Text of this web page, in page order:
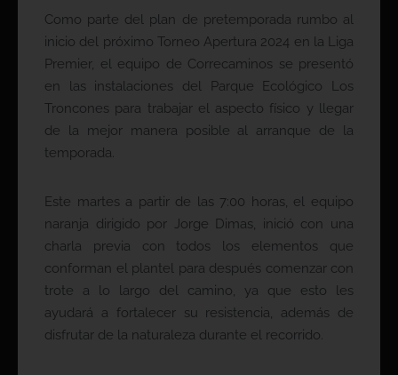
Como parte del plan de pretemporada rumbo al
inicio del próximo Torneo Apertura 2024 en la Liga
Premier, el equipo de Correcaminos se presentó
en las instalaciones del Parque Ecológico Los
Troncones para trabajar el aspecto físico y llegar
de la mejor manera posible al arranque de la
temporada.
Este martes a partir de las 7:00 horas, el equipo
naranja dirigido por Jorge Dimas, inició con una
charla previa con todos los elementos que
conforman el plantel para después comenzar con
trote a lo largo del camino, ya que esto les
ayudará a fortalecer su resistencia, además de
disfrutar de la naturaleza durante el recorrido.